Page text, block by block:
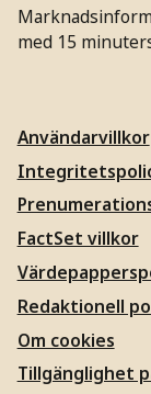
med 15
Användarvillkor
FactSet villkor
Redaktionell
Om cookies
Tillgänglighet